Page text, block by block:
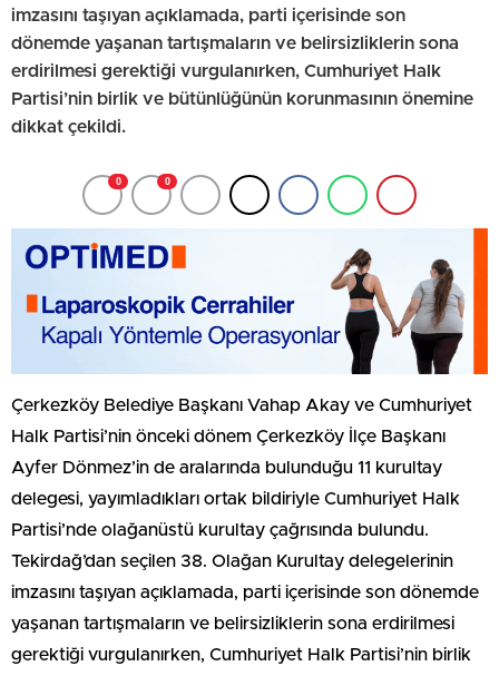
imzasını taşıyan açıklamada, parti içerisinde son
dönemde yaşanan tartışmaların ve belirsizliklerin sona
erdirilmesi gerektiği vurgulanırken, Cumhuriyet Halk
Partisi’nin birlik ve bütünlüğünün korunmasının önemine
dikkat çekildi.
0 0
Çerkezköy Belediye Başkanı Vahap Akay ve Cumhuriyet
Halk Partisi’nin önceki dönem Çerkezköy İlçe Başkanı
Ayfer Dönmez’in de aralarında bulunduğu 11 kurultay
delegesi, yayımladıkları ortak bildiriyle Cumhuriyet Halk
Partisi’nde olağanüstü kurultay çağrısında bulundu.
Tekirdağ’dan seçilen 38. Olağan Kurultay delegelerinin
imzasını taşıyan açıklamada, parti içerisinde son dönemde
yaşanan tartışmaların ve belirsizliklerin sona erdirilmesi
gerektiği vurgulanırken, Cumhuriyet Halk Partisi’nin birlik